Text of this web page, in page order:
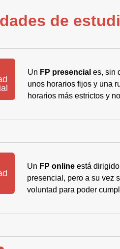
de
Un FP presencial es, sin
unos horarios fijos y una
horarios más estrictos y
Un FP online está
presencial, pero a su vez
voluntad para poder